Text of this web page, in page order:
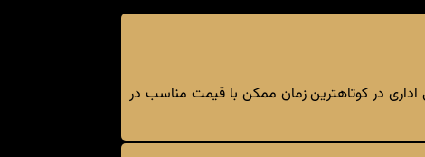
در کوتاهترین زمان ممکن با قیمت مناسب در